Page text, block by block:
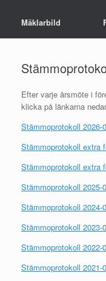
Mäklarbild
Efter varje årsmöte i
klicka på länkarna
Stämmoprotokoll 2026-
Stämmoprotokoll extra
Stämmoprotokoll extra
Stämmoprotokoll 2025-
Stämmoprotokoll 2024-
Stämmoprotokoll 2023-
Stämmoprotokoll 2022-
Stämmoprotokoll 2021-